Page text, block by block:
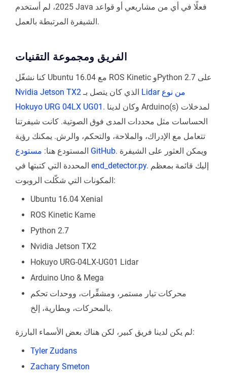
2025، لم أستخدم Java فعلًا في أي من مشاريعي أو قواعد
الشيفرة المرتبطة بالعمل.
الفريق ومجموعة التقنيات
كنا نشغّل Ubuntu 16.04 مع ROS Kinetic وPython 2.7 على
Nvidia Jetson TX2
Lidar من نوع
Hokuyo URG 04LX UG01 . وكان لدينا Arduino(s) لمدخلات
الحساسات مثل محددات المدى فوق الصوتية. كانت شيفرتنا
تتعامل مع الإدراك، والملاحة، والتحكم، والرش. يمكنك رؤية
المستودع هنا: مستودع GitHub. ويمكن العثور على الشيفرة
end_detector.py. إليك قائمة بمعظم
المكونات التي شكّلت الروبوت:
Ubuntu 16.04 Xenial
ROS Kinetic Kame
Python 2.7
Nvidia Jetson TX2
Hokuyo URG-04LX-UG01 Lidar
Arduino Uno & Mega
محركات تيار مستمر، ومشفِّرات، ووحدات تحكم
بالمحركات، وبطارية، إلخ.
لم يكن لدينا فريق كبير، لكن هناك بعض الأسماء البارزة:
Tyler Zudans
Zachary Smeton